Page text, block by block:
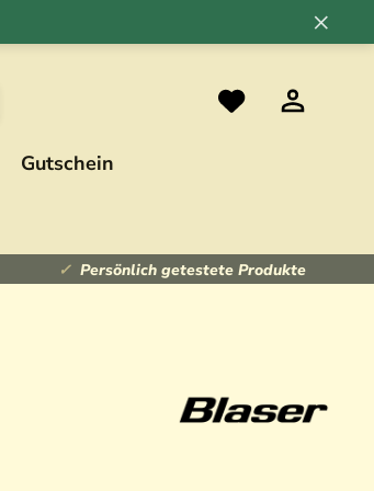
×
Gutschein
Persönlich getestete Produkte